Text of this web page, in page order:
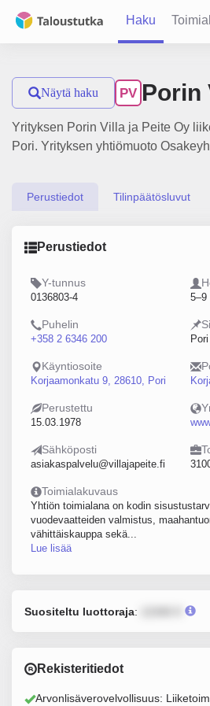
Haku
Näytä haku PV Porin
Yrityksen Porin Villa ja Peite Oy
Pori. Yrityksen yhtiömuoto
Perustiedot Tilinpäätösluvut
Perustiedot
Y-tunnus
0136803-4 5–9
Puhelin
+358 2 6346 200 Pori
Käyntiosoite
Korjaamonkatu 9, 28610, Pori
Perustettu
15.03.1978
Sähköposti
asiakaspalvelu@villajapeite.fi
Toimialakuvaus
Yhtiön toimialana on kodin
vuodevaatteiden valmistus,
vähittäiskauppa sekä...
Lue lisää
Suositeltu luottoraja:
Rekisteritiedot
Arvonlisäverovelvollisuus: